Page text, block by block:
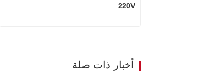
220V
أخبار ذات صلة